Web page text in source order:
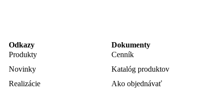
Odkazy
Produkty
Novinky
Realizácie
Dokumenty
Cenník
Katalóg produktov
Ako objednávať